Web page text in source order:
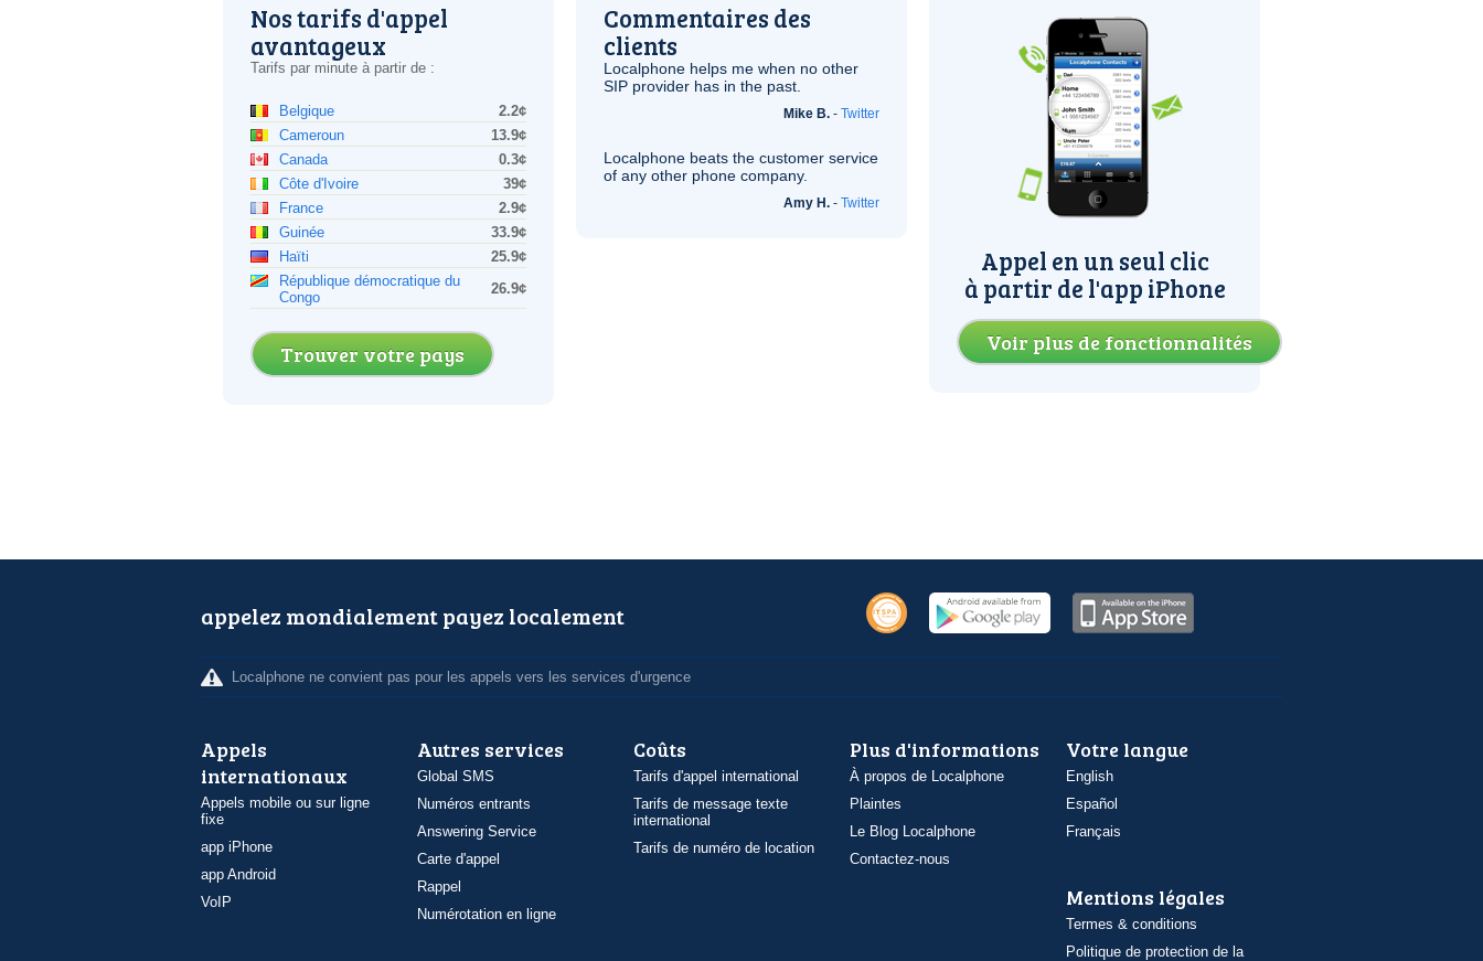
Nos tarifs d'appel
avantageux
Tarifs par minute à partir de :
Belgique
2.2¢
Cameroun
13.9¢
Canada
0.3¢
Côte d'Ivoire
39¢
France
2.9¢
Guinée
33.9¢
Haïti
25.9¢
République démocratique du
Congo
26.9¢
Trouver votre pays
Commentaires des
clients
Localphone helps me when no other
SIP provider has in the past.
Mike B. - Twitter
Localphone beats the customer service
of any other phone company.
Amy H. - Twitter
Appel en un seul clic
à partir de l'app iPhone
Voir plus de fonctionnalités
appelez mondialement payez localement
Localphone ne convient pas pour les appels vers les services d'urgence
Appels
internationaux
Appels mobile ou sur ligne
fixe
app iPhone
app Android
VoIP
Autres services
Global SMS
Numéros entrants
Answering Service
Carte d'appel
Rappel
Numérotation en ligne
Coûts
Tarifs d'appel international
Tarifs de message texte
international
Tarifs de numéro de location
Plus d'informations
À propos de Localphone
Plaintes
Le Blog Localphone
Contactez-nous
Votre langue
English
Español
Français
Mentions légales
Termes & conditions
Politique de protection de la